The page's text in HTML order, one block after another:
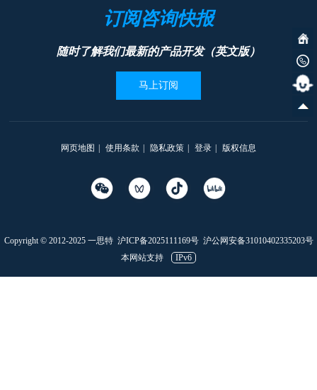
订阅咨询快报
随时了解我们最新的产品开发（英文版）
马上订阅
网页地图 使用条款 隐私政策 登录 版权信息
Copyright © 2012-2025 一思特 沪ICP备2025111169号 沪公网安备31010402335203号
本网站支持
IPv6